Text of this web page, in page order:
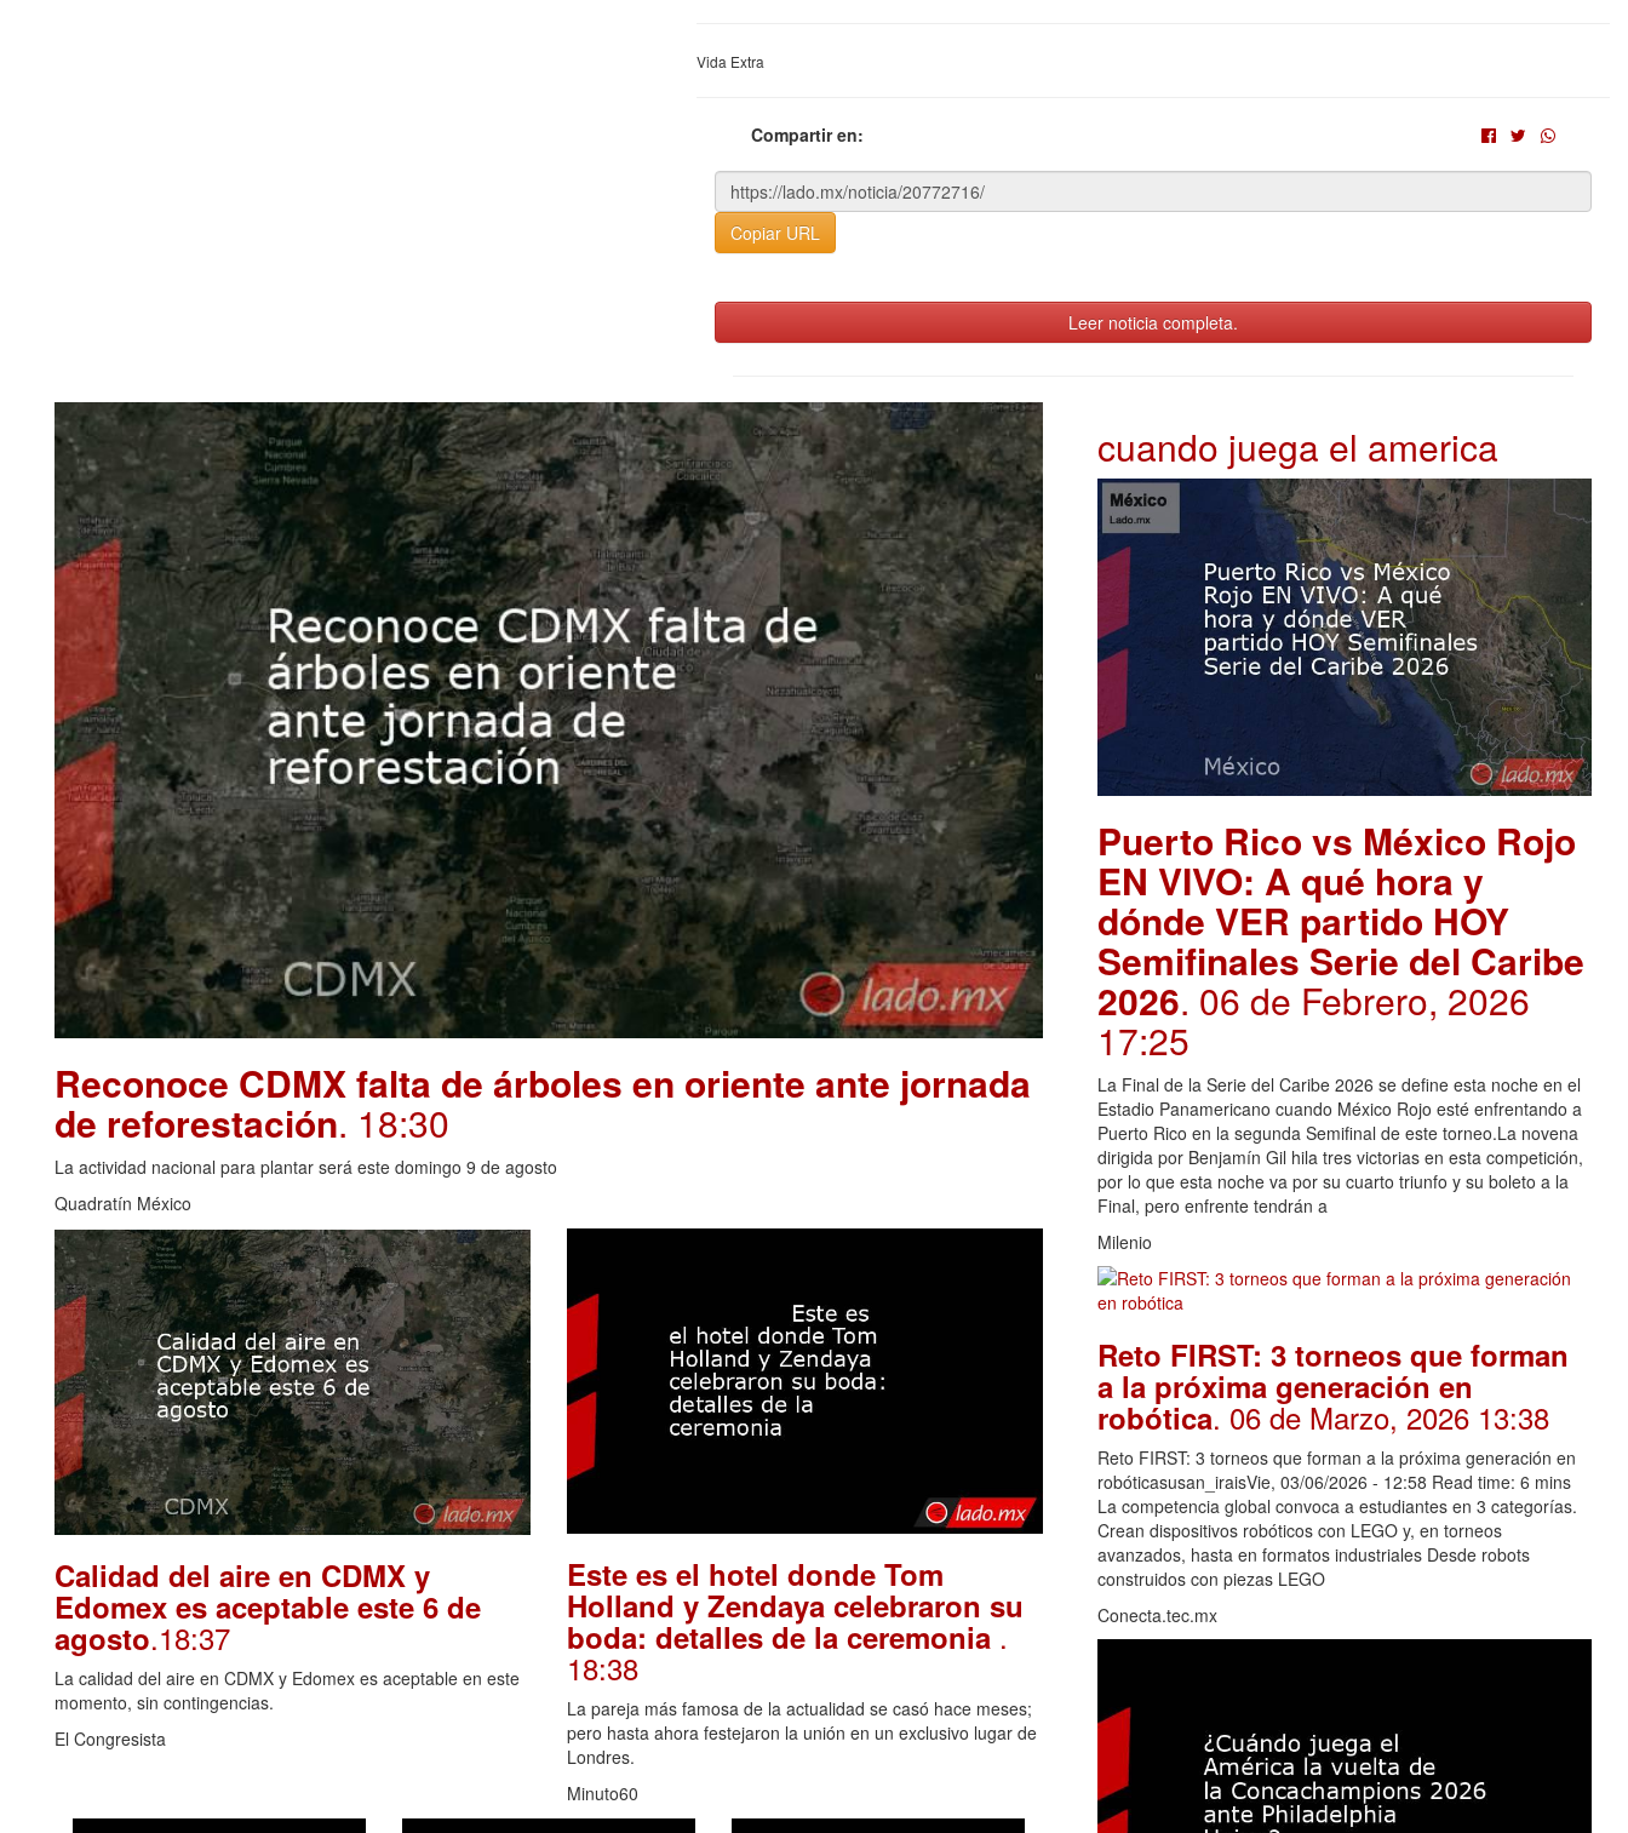
Vida Extra
Compartir en:
Copiar URL
Leer noticia completa.
Reconoce CDMX falta de árboles en oriente ante jornada
de reforestación. 18:30
La actividad nacional para plantar será este domingo 9 de agosto
Quadratín México
Calidad del aire en CDMX y
Edomex es aceptable este 6 de
agosto.18:37
La calidad del aire en CDMX y Edomex es aceptable en este
momento, sin contingencias.
El Congresista
Este es el hotel donde Tom
Holland y Zendaya celebraron su
boda: detalles de la ceremonia .
18:38
La pareja más famosa de la actualidad se casó hace meses;
pero hasta ahora festejaron la unión en un exclusivo lugar de
Londres.
Minuto60
cuando juega el america
Puerto Rico vs México Rojo
EN VIVO: A qué hora y
dónde VER partido HOY
Semifinales Serie del Caribe
2026. 06 de Febrero, 2026
17:25
La Final de la Serie del Caribe 2026 se define esta noche en el
Estadio Panamericano cuando México Rojo esté enfrentando a
Puerto Rico en la segunda Semifinal de este torneo.La novena
dirigida por Benjamín Gil hila tres victorias en esta competición,
por lo que esta noche va por su cuarto triunfo y su boleto a la
Final, pero enfrente tendrán a
Milenio
Reto FIRST: 3 torneos que forman
a la próxima generación en
robótica. 06 de Marzo, 2026 13:38
Reto FIRST: 3 torneos que forman a la próxima generación en
robóticasusan_iraisVie, 03/06/2026 - 12:58 Read time: 6 mins
La competencia global convoca a estudiantes en 3 categorías.
Crean dispositivos robóticos con LEGO y, en torneos
avanzados, hasta en formatos industriales Desde robots
construidos con piezas LEGO
Conecta.tec.mx